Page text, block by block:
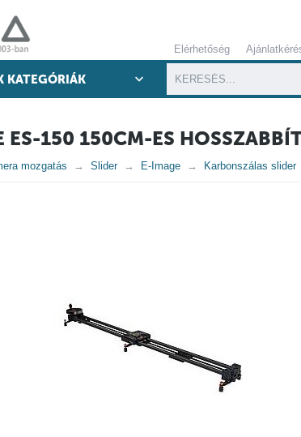
Elérhetőség
KATEGÓRIÁK
ES-150 150CM-ES
mozgatás Slider E-Image Karbonszálas slider